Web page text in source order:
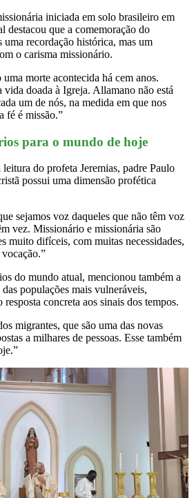
iniciada em solo brasileiro em
destacou que a comemoração do
uma recordação histórica, mas um
o carisma missionário.
morte acontecida há cem anos.
vida doada à Igreja. Allamano não está
um de nós, na medida em que nos
fé é missão.”
para o mundo de hoje
do profeta Jeremias, padre Paulo
possui uma dimensão profética
sejamos voz daqueles que não têm voz
vez. Missionário e missionária são
muito difíceis, com muitas necessidades,
do mundo atual, mencionou também a
populações mais vulneráveis,
concreta aos sinais dos tempos.
migrantes, que são uma das novas
a milhares de pessoas. Esse também